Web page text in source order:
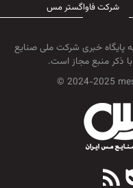
شرکت فاواگستر مس
پایگاه خبری شرکت ملی صنایع
ذکر منبع مجاز است.
© 2024-2025